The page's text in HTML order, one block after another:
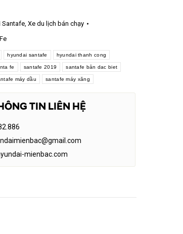
Santafe, Xe du lịch bán chạy
hyundai santafe hyundai thanh cong
fe santafe 2019 santafe bản dac biet
máy dầu santafe máy xăng
TIN LIÊN HỆ
mienbac.com